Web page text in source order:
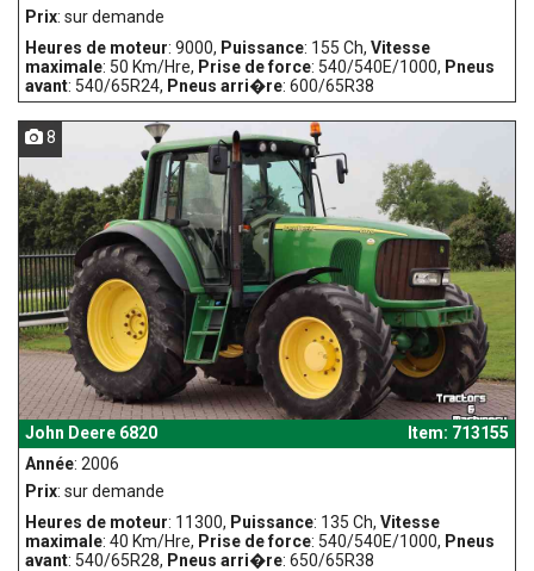
Prix: sur demande
Heures de moteur: 9000, Puissance: 155 Ch, Vitesse
maximale: 50 Km/Hre, Prise de force: 540/540E/1000, Pneus
avant: 540/65R24, Pneus arri�re: 600/65R38
8
John Deere 6820
Item: 713155
Année: 2006
Prix: sur demande
Heures de moteur: 11300, Puissance: 135 Ch, Vitesse
maximale: 40 Km/Hre, Prise de force: 540/540E/1000, Pneus
avant: 540/65R28, Pneus arri�re: 650/65R38